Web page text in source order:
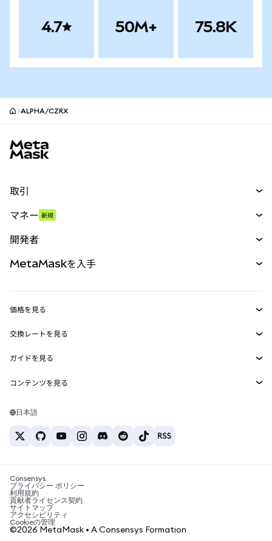
4.7 50M+ 75.8K
ALPHA/CZRX
取引
パーペチュアル
RWA
マネー 新規
開発者
MetaMask Connect
Snaps
Web3サービス
MetaMaskを入手
セキュリティ
サポート
キャリア
お問い合わせ
価格を見る
イーサリアムの価格
Solanaの価格
Tetherの価格
交換レートを見る
ETH→USD
USDT→INR
BTC→INR
ETH→USDT
ガイドを見る
ETHの購入
USDTの購入
SHIBの購入
BNBの購入
コンテンツを見る
Solanaウォレット
税制関連ニュース
暗号資産の購入方法は？
ビットコインを売るには？
日本語
Consensys
プライバシー ポリシー
利用規約
貢献者ライセンス契約
サイトマップ
アクセシビリティ
Cookieの管理
©2026 MetaMask • A Consensys Formation